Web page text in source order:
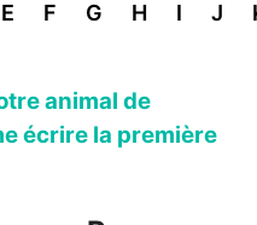
E F G H I J
animal de
écrire la première